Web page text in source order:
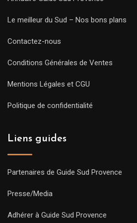
Le meilleur du Sud – Nos bons plans
Contactez-nous
Conditions Générales de Ventes
Mentions Légales et CGU
Politique de confidentialité
Liens guides
Partenaires de Guide Sud Provence
Presse/Media
Adhérer à Guide Sud Provence